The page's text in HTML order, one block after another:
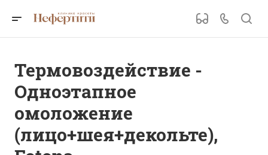
Термовоздействие -
Одноэтапное
омоложение
(лицо+шея+декольте),